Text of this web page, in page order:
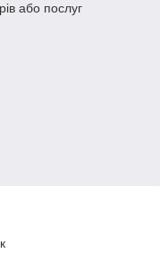
або послуг